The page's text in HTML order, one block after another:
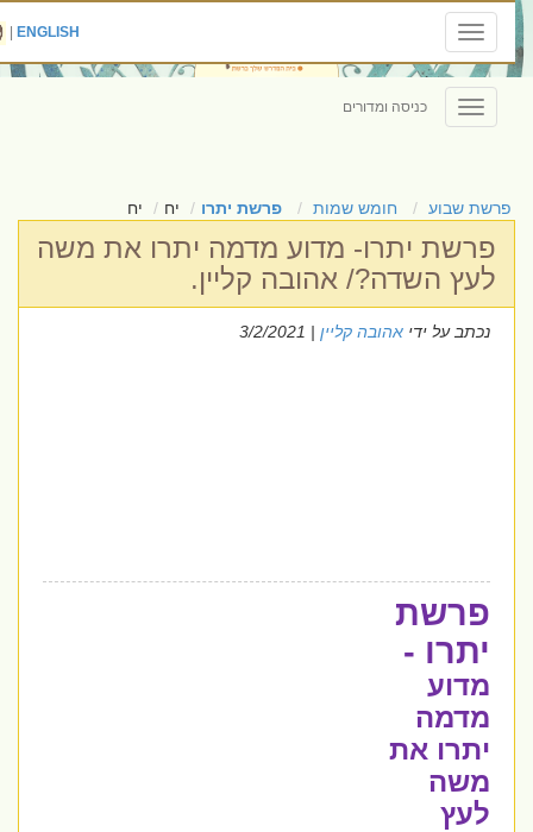
Toggle
navigation
ENGLISH
|
Toggle
navigation
כניסה ומדורים
פרשת שבוע חומש שמות פרשת יתרו יח יח
פרשת יתרו- מדוע מדמה יתרו את משה
לעץ השדה?/ אהובה קליין.
נכתב על ידיאהובה קליין| 3/2/2021
פרשת
יתרו -
מדוע
מדמה
יתרו את
משה
לעץ